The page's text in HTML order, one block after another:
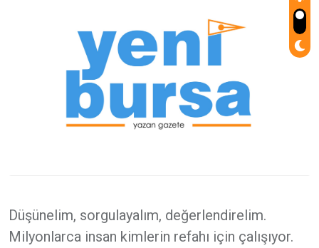
Düşünelim, sorgulayalım, değerlendirelim.
Milyonlarca insan kimlerin refahı için çalışıyor.